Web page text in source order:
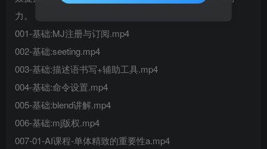
力。
001-基础:MJ注册与订阅.mp4
002-基础:seeting.mp4
003-基础:描述语书写+辅助工具.mp4
004-基础:命令设置.mp4
005-基础:blend讲解.mp4
006-基础:mj版权.mp4
007-01-AI课程-单体精致的重要性a.mp4